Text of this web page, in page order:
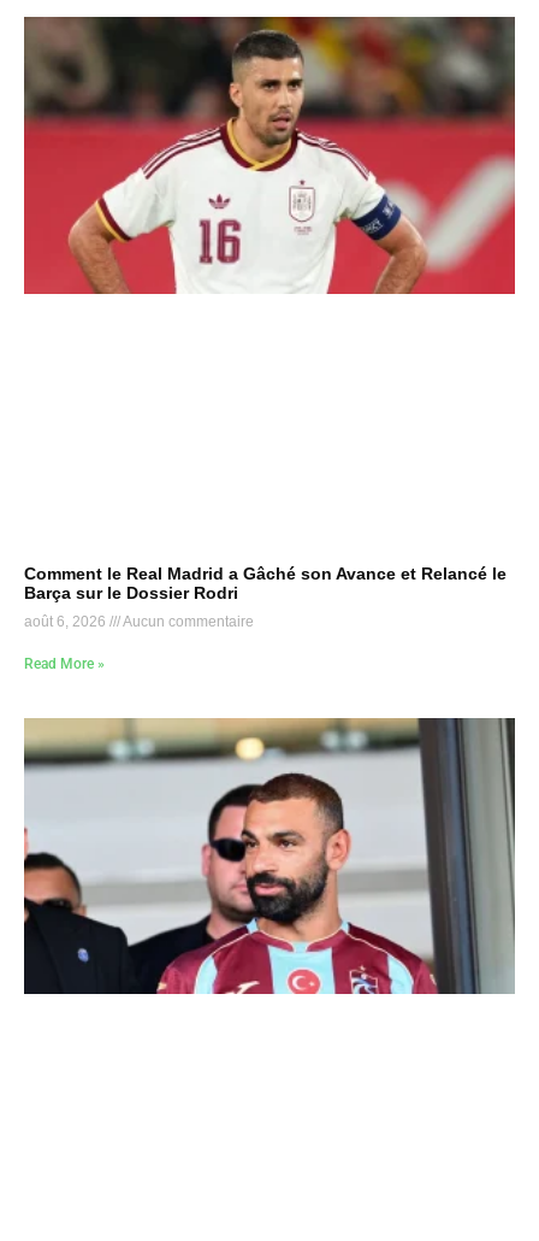
Comment le Real Madrid a Gâché son Avance et Relancé le
Barça sur le Dossier Rodri
août 6, 2026 Aucun commentaire
Read More »